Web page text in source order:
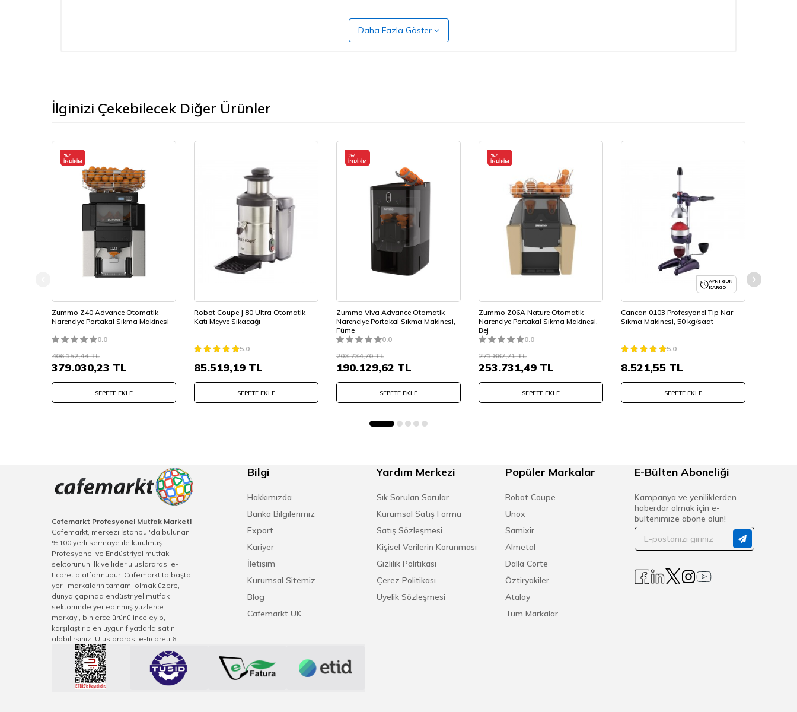
Daha Fazla Göster
İlginizi Çekebilecek Diğer Ürünler
%7
İNDIRIM
Zummo Z40 Advance Otomatik
Narenciye Portakal Sıkma Makinesi
0.0
406.152,44TL
379.030,23 TL
SEPETE EKLE
Robot Coupe J 80 Ultra Otomatik
Katı Meyve Sıkacağı
5.0
85.519,19 TL
SEPETE EKLE
%7
İNDIRIM
Zummo Viva Advance Otomatik
Narenciye Portakal Sıkma Makinesi,
Füme
0.0
203.734,70TL
190.129,62 TL
SEPETE EKLE
%7
İNDIRIM
Zummo Z06A Nature Otomatik
Narenciye Portakal Sıkma Makinesi,
Bej
0.0
271.887,71TL
253.731,49 TL
SEPETE EKLE
AYNI GÜN
KARGO
Cancan 0103 Profesyonel Tip Nar
Sıkma Makinesi, 50 kg/saat
5.0
8.521,55 TL
SEPETE EKLE
Cafemarkt Profesyonel Mutfak Marketi
Cafemarkt, merkezi İstanbul'da bulunan
%100 yerli sermaye ile kurulmuş
Profesyonel ve Endüstriyel mutfak
sektörünün ilk ve lider uluslararası e-
ticaret platformudur. Cafemarkt'ta başta
yerli markaların tamamı olmak üzere,
dünya çapında endüstriyel mutfak
sektöründe yer edinmiş yüzlerce
markayı, binlerce ürünü inceleyip,
karşılaştırıp en uygun fiyatlarla satın
alabilirsiniz. Uluslararası e-ticareti 6
kıtaya ulaşan Cafemarkt, sektörel sivil
toplum derneklerindeki görevleriyle
sektör gelişimi vizyonu, teknolojiyi ve
pazar değişimlerini hızlıca uygulayarak
üreticinin, distribütörün ve müşterilerinin
Bilgi
Hakkımızda
Banka Bilgilerimiz
Export
Kariyer
İletişim
Kurumsal Sitemiz
Blog
Cafemarkt UK
Yardım Merkezi
Sık Sorulan Sorular
Kurumsal Satış Formu
Satış Sözleşmesi
Kişisel Verilerin Korunması
Gizlilik Politikası
Çerez Politikası
Üyelik Sözleşmesi
Popüler Markalar
Robot Coupe
Unox
Samixir
Almetal
Dalla Corte
Öztiryakiler
Atalay
Tüm Markalar
E-Bülten Aboneliği
Kampanya ve yeniliklerden
haberdar olmak için e-
bültenimize abone olun!